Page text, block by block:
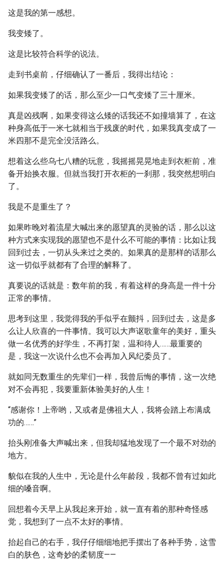
这是我的第一感想。
我变矮了。
这是比较符合科学的说法。
走到书桌前，仔细确认了一番后，我得出结论：
如果我变矮了的话，那么至少一口气变矮了三十厘米。
真是凶残啊，如果变得这么矮的话我还不如撞墙算了，在这
种身高低于一米七就相当于残废的时代，如果我真变成了一
米四那不是完全没活路么。
想着这么些乌七八糟的玩意，我摇摇晃晃地走到衣柜前，准
备开始换衣服。但就当我打开衣柜的一刹那，我突然想明白
了。
我是不是重生了？
如果昨晚对着流星大喊出来的愿望真的灵验的话，那么以这
种方式来实现我的愿望也不是什么不可能的事情：比如让我
回到过去，一切从头来过之类的。如果真的是那样的话那么
这一切似乎就都有了合理的解释了。
真要说的话就是：数年前的我，有着这样的身高是一件十分
正常的事情。
思考到这里，我觉得我的手似乎在颤抖，回到过去，这是多
么让人欣喜的一件事情。我可以大声讴歌童年的美好，重头
做一名优秀的好学生，不再打架，温和待人……最重要的
是，我这一次说什么也不会再加入风纪委员了。
就如同无数重生的先辈们一样，我曾后悔的事情，这一次绝
对不会再犯，我要重新体验美好的人生！
“感谢你！上帝哟，又或者是佛祖大人，我将会踏上布满成
功的……”
抬头刚准备大声喊出来，但我却猛地发现了一个最不对劲的
地方。
貌似在我的人生中，无论是什么年龄段，我都不曾有过如此
细的嗓音啊。
回想着今天早上从我起来开始，就一直有着的那种奇怪感
觉，我想到了一点不太好的事情。
抬起自己的右手，我仔仔细细地把手摆出了各种手势，这雪
白的肤色，这奇妙的柔韧度——